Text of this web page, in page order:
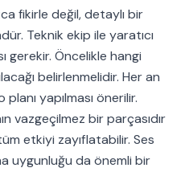
fikirle değil, detaylı bir
Teknik ekip ile yaratıcı
gerekir. Öncelikle hangi
belirlenmelidir. Her an
yapılması önerilir.
vazgeçilmez bir parçasıdır
etkiyi zayıflatabilir. Ses
uygunluğu da önemli bir